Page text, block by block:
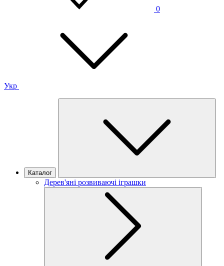
0
Укр
Каталог
Дерев'яні розвиваючі іграшки